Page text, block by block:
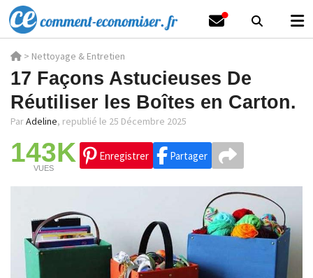
> Nettoyage & Entretien
17 Façons Astucieuses De
Réutiliser les Boîtes en Carton.
ParAdeline, republié le 25 Décembre 2025
143K
VUES
Enregistrer Partager